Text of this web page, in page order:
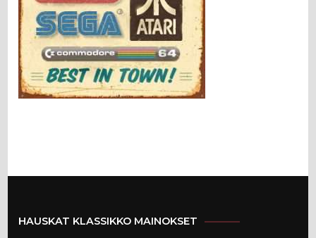
HAUSKAT KLASSIKKO MAINOKSET